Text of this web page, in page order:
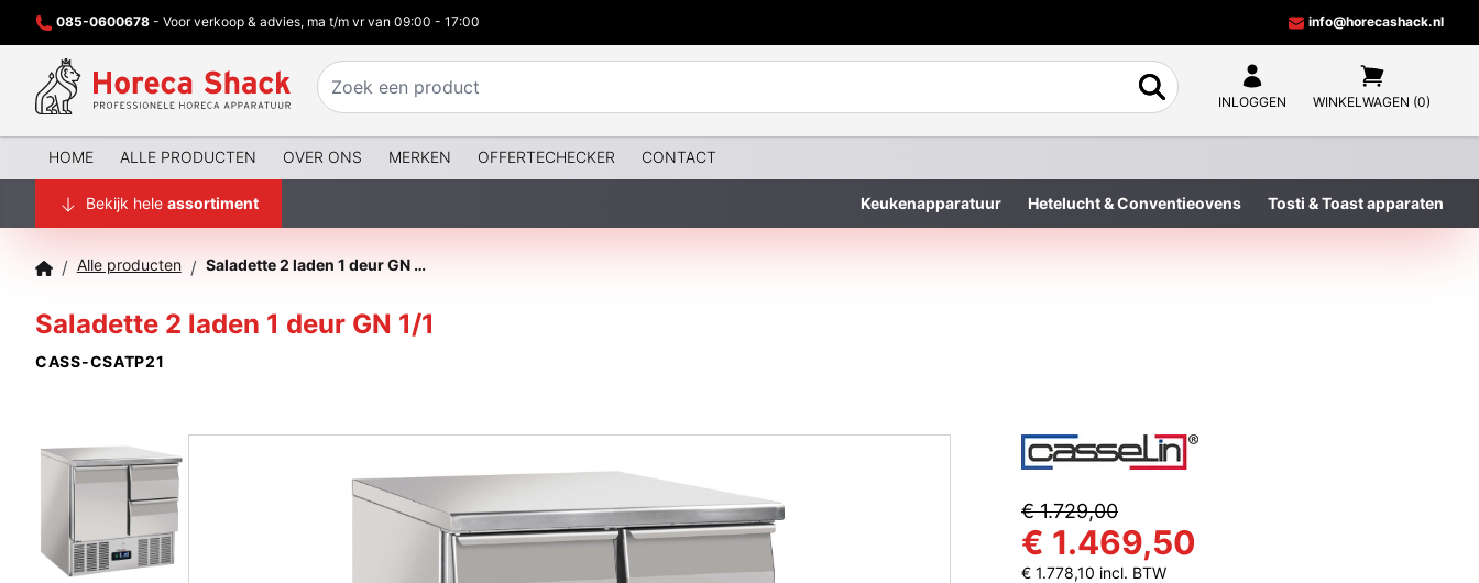
085-0600678 - Voor verkoop & advies, ma t/m vr van 09:00 - 17:00 info@horecashack.nl
INLOGGEN WINKELWAGEN (0)
HOME ALLE PRODUCTEN OVER ONS MERKEN OFFERTECHECKER CONTACT
Bekijk hele assortiment Keukenapparatuur Hetelucht & Conventieovens Tosti & Toast apparaten
/ Alle producten / Saladette 2 laden 1 deur GN 1/1
Saladette 2 laden 1 deur GN 1/1
CASS-CSATP21
€ 1.729,00
€ 1.469,50
€ 1.778,10 incl. BTW